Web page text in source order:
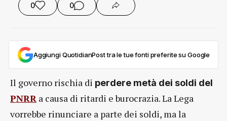
0 0
Aggiungi QuotidianPost tra le tue fonti preferite su Google
Il governo rischia di perdere metà dei soldi del
PNRR a causa di ritardi e burocrazia. La Lega
vorrebbe rinunciare a parte dei soldi, ma la